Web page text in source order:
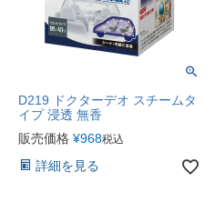
D219 ドクターデオ スチームタ
イプ 浸透 無香
販売価格 ¥968税込
詳細を見る